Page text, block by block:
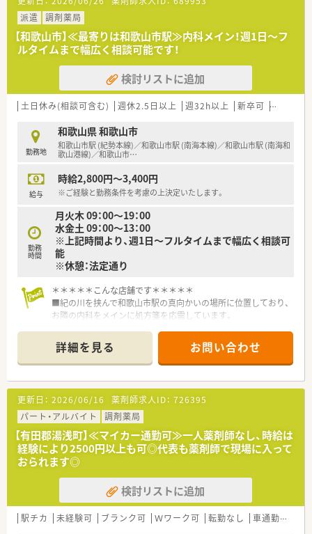
派遣
調剤薬局
【和歌山市】≪最寄りは和歌山市駅≫内科メイン！週1日～フ
ルタイムまで幅広く相談可能です！
検討リストに追加
土日休み(相談可含む) 週休2.5日以上 週32h以上 新卒可 未経験可
勤務地
和歌山県 和歌山市
和歌山市駅 (紀勢本線)／和歌山市駅 (南海本線)／和歌山市駅 (南海和
歌山港線)／和歌山市…
給与
時給2,800円～3,400円
※ご経験と勤務条件を考慮の上決定いたします。
勤務
時間
月火木 09：00～19：00
水金土 09：00～13：00
※上記時間より、週1日～フルタイムまで幅広く相談可
能
※休憩：法定通り
＊＊＊＊＊こんな店舗です＊＊＊＊＊
■紀の川を挟んで和歌山市駅の真向かいの場所に位置しており、
お隣の内科をメインに処方箋を応需しています。
コンビニなどもあり、ランチの買い物など便利です。
■来局されるのは地元の患者様がほとんどですので、ニーズに沿
って丁寧な対応を心掛けています。
■1日平均で約40～50名の患者様が来局され、薬剤師は正社員1
名、パート4名が在籍しており、安心して服薬いただけるよう、誠
心誠意対応しています。
＊＊＊＊＊こんな会社です＊＊＊＊＊
■昭和48年創業！和歌山市周辺をメインに和歌山県・大阪府に約
20店舗展開しています。
■和歌山市ではNO,１の出店数で、県内で非常に知名度の高い会
社です。
その地域から求められていることに対し、誠実に対応した結果、
ここまで出店数を伸ばしてきており、地域から愛されておりま
す。
詳細を見る お問い合わせ
更新日： 2026/06/16 薬剤師求人ID： 726395
パート・アルバイト
調剤薬局
【有田郡湯浅町】≪マイカー通勤可≫一人薬剤師なし、時給は
経験により2500円以上も可◎代表も薬剤師で現場に入って
おられます◎
検討リストに追加
駅チカ 未経験可 ブランク可 Ｗワーク可 転勤なし 車通勤可